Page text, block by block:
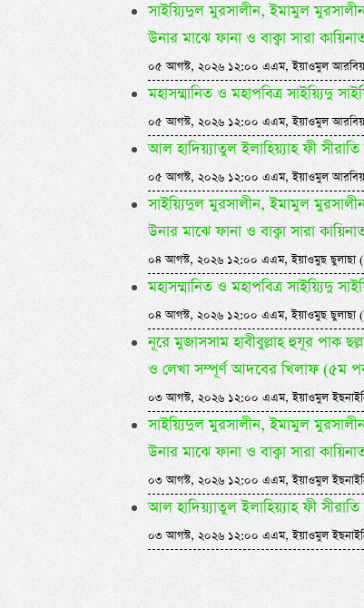
সাইয়্যিদুল মুরসালীন, ইমামুল মুরসালীন,
উনার মাঝে ফানা ও বাক্বা সারা
০৫ আগস্ট, ২০২৬ ১২:০০ এএম, ইয়াওমুল
মহাসম্মানিত ও মহাপবিত্র সাইয়্যিদু
০৫ আগস্ট, ২০২৬ ১২:০০ এএম, ইয়াওমুল
আল হাদিয়্যাতুল ইলাহিয়্যাহ ফী সীরাতি
০৫ আগস্ট, ২০২৬ ১২:০০ এএম, ইয়াওমুল
সাইয়্যিদুল মুরসালীন, ইমামুল মুরসালীন,
উনার মাঝে ফানা ও বাক্বা সারা
০৪ আগস্ট, ২০২৬ ১২:০০ এএম, ইয়াওমুছ ছুলাছা
মহাসম্মানিত ও মহাপবিত্র সাইয়্যিদু
০৪ আগস্ট, ২০২৬ ১২:০০ এএম, ইয়াওমুছ ছুলাছা
নূরে মুজাসসাম হাবীবুল্লাহ হুযূর পাক
ও লেখা সম্পূর্ণ আদবের খিলাফ (৫ম
০৩ আগস্ট, ২০২৬ ১২:০০ এএম, ইয়াওমুল
সাইয়্যিদুল মুরসালীন, ইমামুল মুরসালীন,
উনার মাঝে ফানা ও বাক্বা সারা
০৩ আগস্ট, ২০২৬ ১২:০০ এএম, ইয়াওমুল
আল হাদিয়্যাতুল ইলাহিয়্যাহ ফী সীরাতি
০৩ আগস্ট, ২০২৬ ১২:০০ এএম, ইয়াওমুল